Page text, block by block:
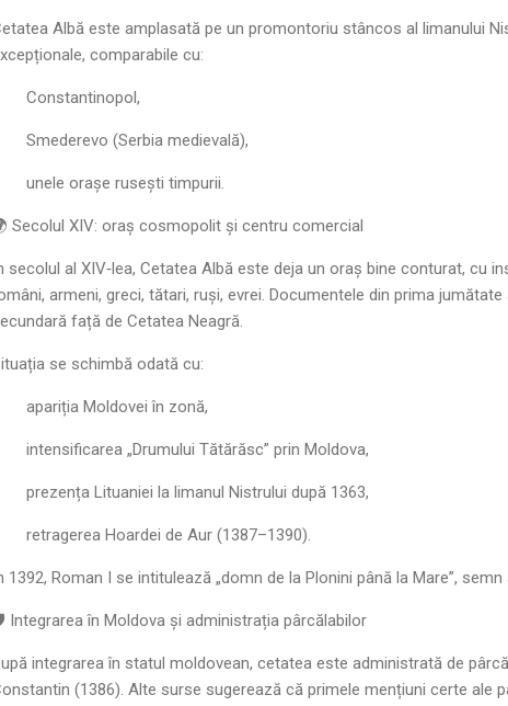
Albă este amplasată pe un promontoriu stâncos al limanului
comparabile cu:
Constantinopol,
Smederevo (Serbia medievală),
unele orașe rusești timpurii.
Secolul XIV: oraș cosmopolit și centru comercial
secolul al XIV‑lea, Cetatea Albă este deja un oraș bine conturat, cu
armeni, greci, tătari, ruși, evrei. Documentele din prima
față de Cetatea Neagră.
se schimbă odată cu:
apariția Moldovei în zonă,
intensificarea „Drumului Tătărăsc” prin Moldova,
prezența Lituaniei la limanul Nistrului după 1363,
retragerea Hoardei de Aur (1387–1390).
1392, Roman I se intitulează „domn de la Plonini până la Mare”,
Integrarea în Moldova și administrația pârcălabilor
integrarea în statul moldovean, cetatea este administrată de
(1386). Alte surse sugerează că primele mențiuni certe ale